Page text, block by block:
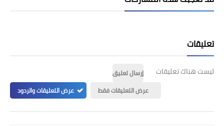
تعليقات
ليست هناك تعليقات
إرسال تعليق
عرض التعليقات فقط
عرض التعليقات والردود